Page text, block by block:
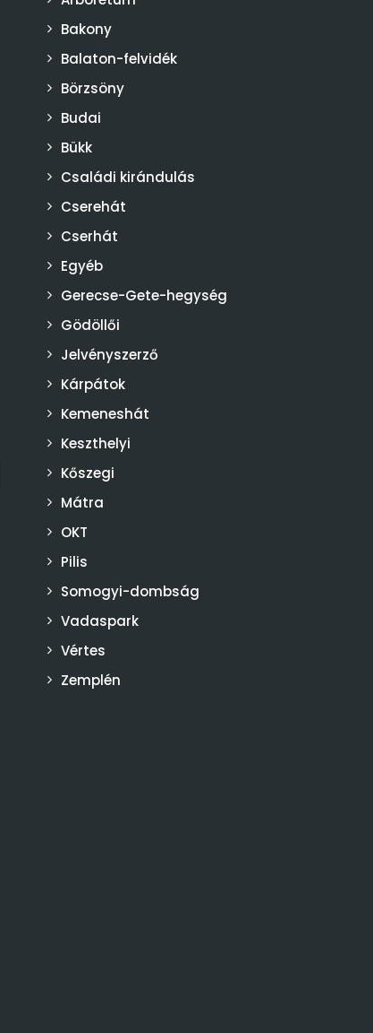
Bakony
Balaton-felvidék
Börzsöny
Budai
Bükk
Családi kirándulás
Cserehát
Cserhát
Egyéb
Gerecse-Gete-hegység
Gödöllői
Jelvényszerző
Kárpátok
Kemeneshát
Keszthelyi
Kőszegi
Mátra
OKT
Pilis
Somogyi-dombság
Vadaspark
Vértes
Zemplén